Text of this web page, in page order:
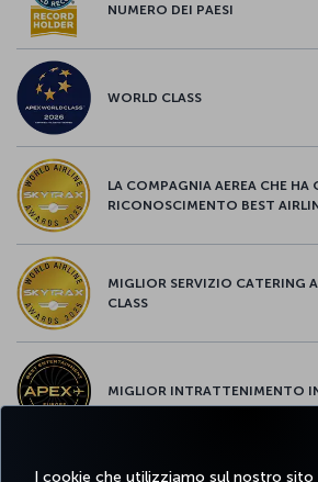
I cookie che utilizziamo sul nostro sito
NUMERO DEI PAESI
WORLD CLASS
LA COMPAGNIA AEREA CHE
RICONOSCIMENTO BEST
MIGLIOR SERVIZIO CATERING
CLASS
MIGLIOR INTRATTENIMENTO